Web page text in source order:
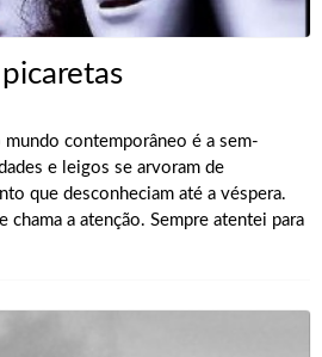
contemporâneo é a sem-
e leigos se arvoram de
que desconheciam até a véspera.
chama a atenção. Sempre atentei para